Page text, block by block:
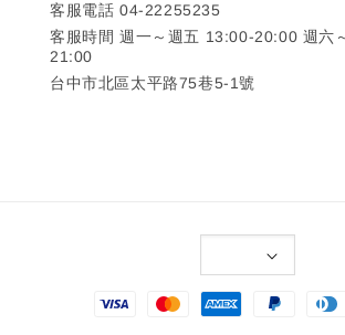
客服電話 04-22255235
客服時間 週一～週五 13:00-20:00 週六
21:00
台中市北區太平路75巷5-1號